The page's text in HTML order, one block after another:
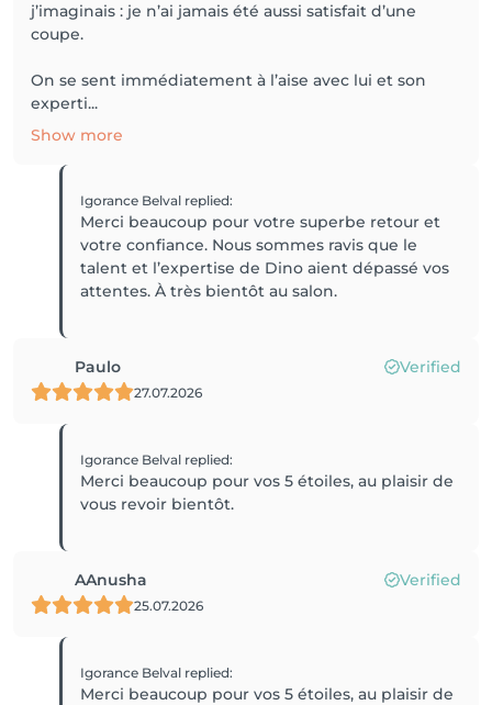
j’imaginais : je n’ai jamais été aussi satisfait d’une
coupe.
On se sent immédiatement à l’aise avec lui et son
experti...
Show more
Igorance Belval replied:
Merci beaucoup pour votre superbe retour et
votre confiance. Nous sommes ravis que le
talent et l’expertise de Dino aient dépassé vos
Paulo Verified
27.07.2026
Igorance Belval replied:
Merci beaucoup pour vos 5 étoiles, au plaisir de
vous revoir bientôt.
AAnusha Verified
25.07.2026
Igorance Belval replied:
Merci beaucoup pour vos 5 étoiles, au plaisir de